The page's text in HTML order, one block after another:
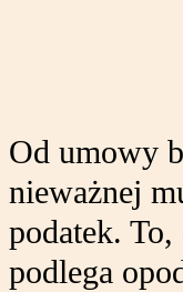
Od umowy
nieważnej
podatek. To,
podlega